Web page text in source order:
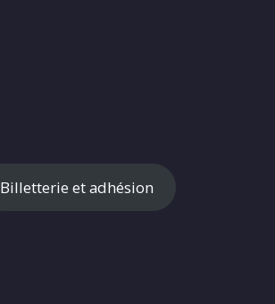
Billetterie et adhésion